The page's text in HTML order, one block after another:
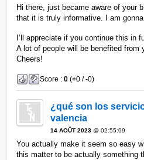
Hi there, just became aware of your
that it is truly informative. I am
I’ll appreciate if you continue this in
A lot of people will be benefited from
Cheers!
Score :0 (+0 /-0)
¿qué son los
valencia
14 AOÛT 2023 @ 02:55:09
You actually make it seem so easy
this matter to be actually something